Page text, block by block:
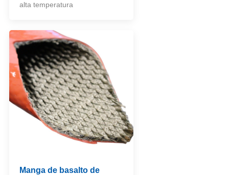
alta temperatura
Manga de basalto de